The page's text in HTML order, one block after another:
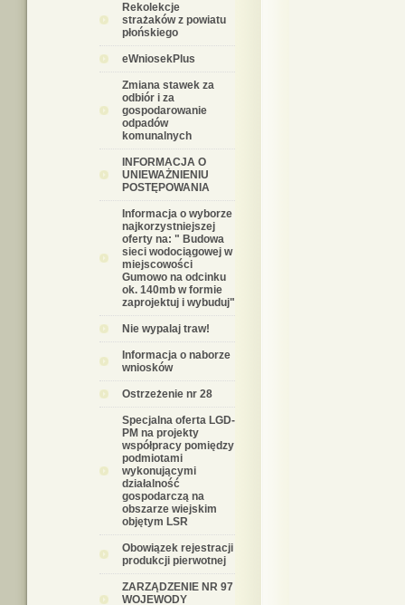
Rekolekcje
strażaków z powiatu
płońskiego
eWniosekPlus
Zmiana stawek za
odbiór i za
gospodarowanie
odpadów
komunalnych
INFORMACJA O
UNIEWAŻNIENIU
POSTĘPOWANIA
Informacja o wyborze
najkorzystniejszej
oferty na: " Budowa
sieci wodociągowej w
miejscowości
Gumowo na odcinku
ok. 140mb w formie
zaprojektuj i wybuduj"
Nie wypalaj traw!
Informacja o naborze
wniosków
Ostrzeżenie nr 28
Specjalna oferta LGD-
PM na projekty
współpracy pomiędzy
podmiotami
wykonującymi
działalność
gospodarczą na
obszarze wiejskim
objętym LSR
Obowiązek rejestracji
produkcji pierwotnej
ZARZĄDZENIE NR 97
WOJEWODY